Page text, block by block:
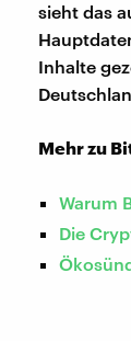
sieht das
Inhalte
Mehr zu
Warum
Die